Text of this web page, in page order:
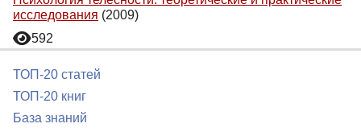
исследования (2009)
592
ТОП-20 статей
ТОП-20 книг
База знаний